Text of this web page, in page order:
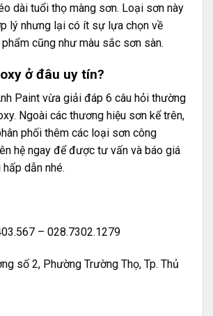
dài tuổi thọ màng sơn. Loại sơn này
lý nhưng lại có ít sự lựa chọn về
cũng như màu sắc sơn sàn.
ở đâu uy tín?
Paint vừa giải đáp 6 câu hỏi thường
Ngoài các thương hiệu sơn kể trên,
phối thêm các loại sơn công
hệ ngay để được tư vấn và báo giá
dẫn nhé.
– 028.7302.1279
số 2, Phường Trường Thọ, Tp. Thủ